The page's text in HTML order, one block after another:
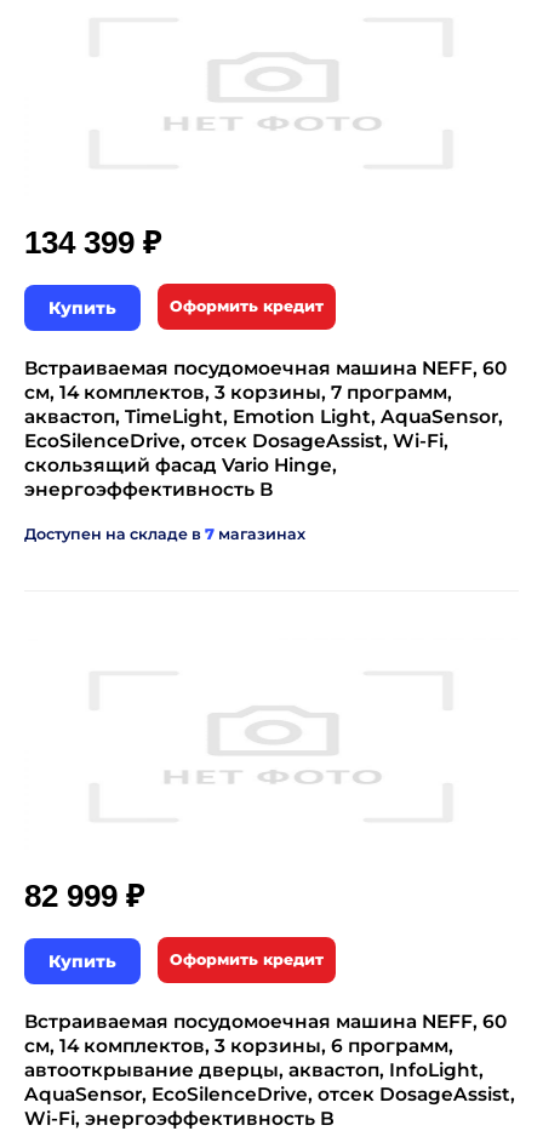
134 399 ₽
Купить Оформить кредит
Встраиваемая посудомоечная машина NEFF, 60
см, 14 комплектов, 3 корзины, 7 программ,
аквастоп, TimeLight, Emotion Light, AquaSensor,
EcoSilenceDrive, отсек DosageAssist, Wi-Fi,
скользящий фасад Vario Hinge,
энергоэффективность В
Доступен на складе в 7 магазинах
82 999 ₽
Купить Оформить кредит
Встраиваемая посудомоечная машина NEFF, 60
см, 14 комплектов, 3 корзины, 6 программ,
автооткрывание дверцы, аквастоп, InfoLight,
AquaSensor, EcoSilenceDrive, отсек DosageAssist,
Wi-Fi, энергоэффективность B